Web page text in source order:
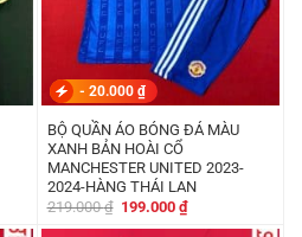
- 20.000 ₫
BỘ QUẦN ÁO BÓNG ĐÁ MÀU
XANH BẢN HOÀI CỔ
MANCHESTER UNITED 2023-
2024-HÀNG THÁI LAN
219.000₫ Giá
199.000₫Giá